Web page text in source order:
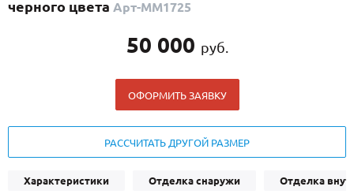
черного цвета Арт-ММ1725
50 000 руб.
ОФОРМИТЬ ЗАЯВКУ
РАССЧИТАТЬ ДРУГОЙ РАЗМЕР
Характеристики Отделка снаружи Отделка